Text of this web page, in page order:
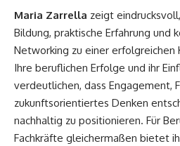
Maria Zarrella zeigt
Bildung, praktische Erfahrung und
Networking zu einer erfolgreichen
Ihre beruflichen Erfolge und ihr
verdeutlichen, dass Engagement,
zukunftsorientiertes Denken
nachhaltig zu positionieren. Für
Fachkräfte gleichermaßen bietet